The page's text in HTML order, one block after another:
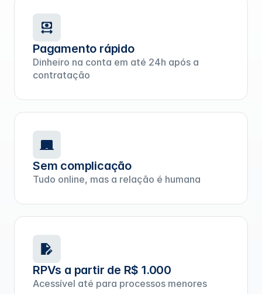
Pagamento rápido
Dinheiro na conta em até 24h após a
contratação
Sem complicação
Tudo online, mas a relação é humana
RPVs a partir de R$ 1.000
Acessível até para processos menores